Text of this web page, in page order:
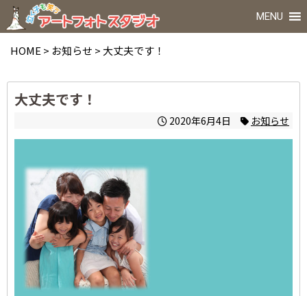
MENU
HOME > お知らせ > 大丈夫です！
大丈夫です！
2020年6月4日 お知らせ